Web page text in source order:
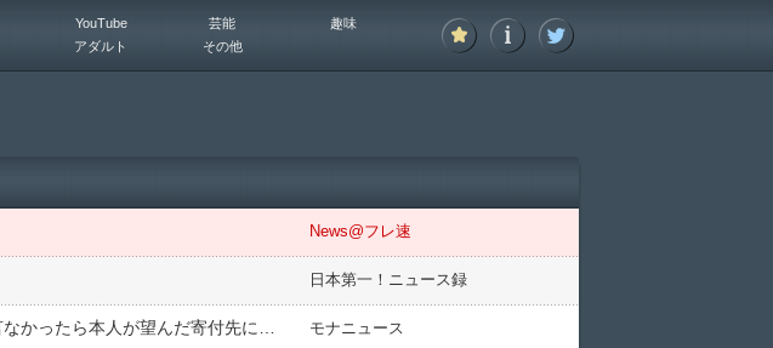
YouTube 芸能
趣味
アダルト その他
News@フレ速
日本第一！ニュース録
モナニュース